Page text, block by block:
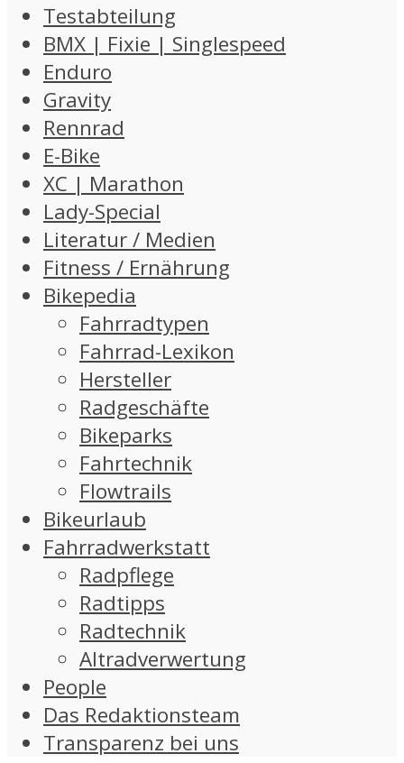
Testabteilung
BMX | Fixie | Singlespeed
Enduro
Gravity
Rennrad
E-Bike
XC | Marathon
Lady-Special
Literatur / Medien
Fitness / Ernährung
Bikepedia
Fahrradtypen
Fahrrad-Lexikon
Hersteller
Radgeschäfte
Bikeparks
Fahrtechnik
Flowtrails
Bikeurlaub
Fahrradwerkstatt
Radpflege
Radtipps
Radtechnik
Altradverwertung
People
Das Redaktionsteam
Transparenz bei uns